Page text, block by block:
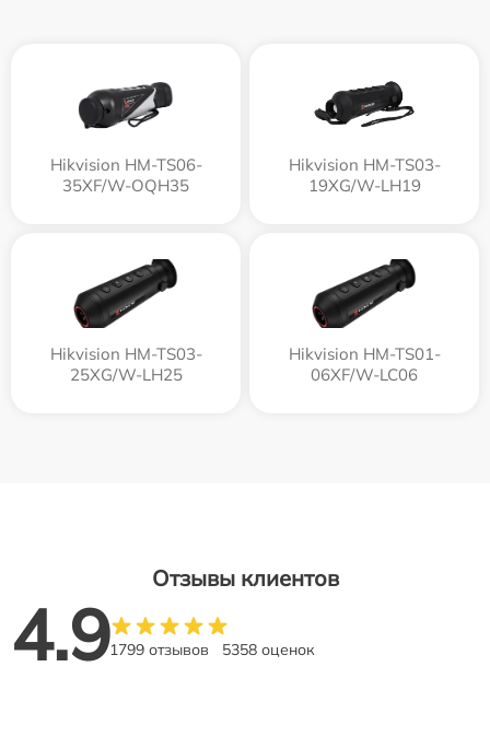
Hikvision HM-TS06-
35XF/W-OQH35
Hikvision HM-TS03-
19XG/W-LH19
Hikvision HM-TS03-
25XG/W-LH25
Hikvision HM-TS01-
06XF/W-LC06
Отзывы клиентов
4.91799 отзывов 5358 оценок